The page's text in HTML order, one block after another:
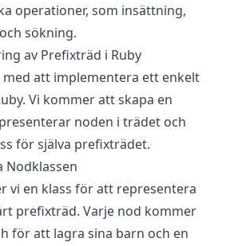
operationer, som insättning,
sökning.
av Prefixträd i Ruby
med att implementera ett enkelt
Vi kommer att skapa en
noden i trädet och
för själva prefixträdet.
Nodklassen
vi en klass för att representera
prefixträd. Varje nod kommer
för att lagra sina barn och en